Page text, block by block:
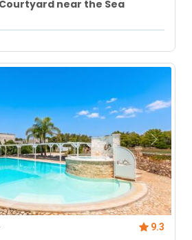
Courtyard near the Sea
9.3